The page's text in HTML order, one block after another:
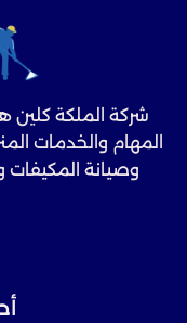
شركة الملكة
المهام والخدمات
وصيانة المكيفات